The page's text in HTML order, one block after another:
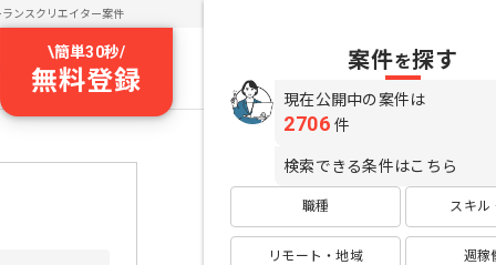
ランスクリエイター案件
\簡単30秒/
無料登録
案件を探す
現在公開中の案件は
2706 件
検索できる条件はこちら
職種 スキル
リモート・地域 週稼